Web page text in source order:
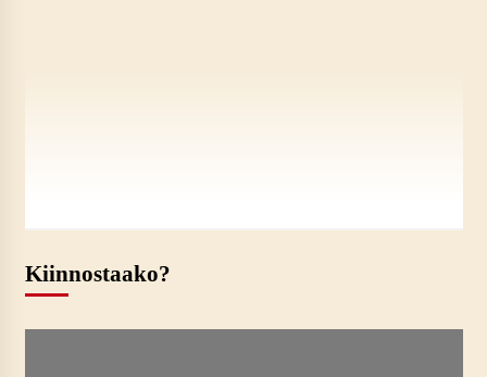
Kiinnostaako?